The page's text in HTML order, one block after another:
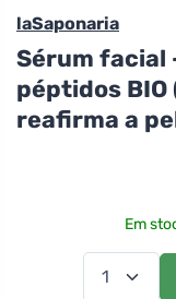
laSaponaria
Sérum facial
péptidos BIO
reafirma a
Em